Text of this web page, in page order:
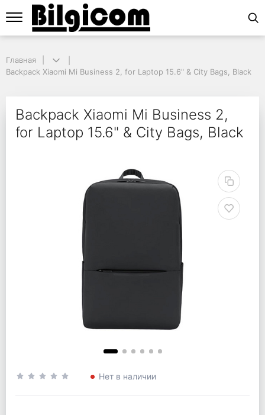
Backpack Xiaomi Mi Business 2, for Laptop 15.6" & City Bags, Black
Backpack Xiaomi Mi
Главная
Backpack Xiaomi Mi Business 2, for Laptop 15.6" & City Bags, Black
Backpack Xiaomi Mi Business 2,
for Laptop 15.6" & City Bags, Black
Нет в наличии